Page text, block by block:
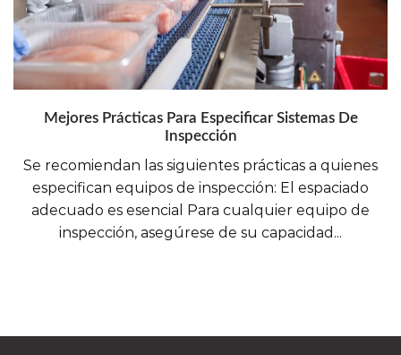
Mejores Prácticas Para Especificar Sistemas De
Inspección
Se recomiendan las siguientes prácticas a quienes
especifican equipos de inspección: El espaciado
adecuado es esencial Para cualquier equipo de
inspección, asegúrese de su capacidad...